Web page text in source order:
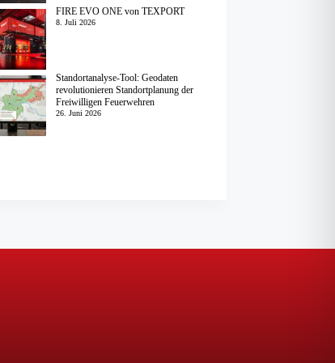
FIRE EVO ONE von TEXPORT
8. Juli 2026
Standortanalyse-Tool: Geodaten
revolutionieren Standortplanung der
Freiwilligen Feuerwehren
26. Juni 2026